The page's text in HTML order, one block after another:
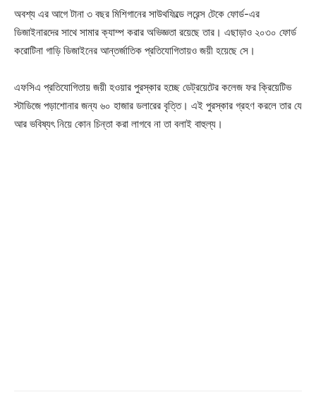
Champs21
অবশ্য এর আগে টানা ৩ বছর মিশিগানের সাউথফিল্ডে লরেন্স টেকে ফোর্ড-এর
ডিজাইনারদের সাথে সামার ক্যাম্প করার অভিজ্ঞতা রয়েছে তার। এছাড়াও ২০৩০ ফোর্ড
করোটিনা গাড়ি ডিজাইনের আন্তর্জাতিক প্রতিযোগিতায়ও জয়ী হয়েছে সে।
এফসিএ প্রতিযোগিতায় জয়ী হওয়ার পুরস্কার হচ্ছে ডেট্রয়েটের কলেজ ফর ক্রিয়েটিভ
স্টাডিজে পড়াশোনার জন্য ৬০ হাজার ডলারের বৃত্তি। এই পুরস্কার গ্রহণ করলে তার যে
আর ভবিষ্যৎ নিয়ে কোন চিন্তা করা লাগবে না তা বলাই বাহুল্য।